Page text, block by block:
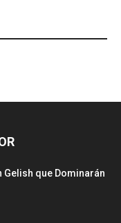
Gelish que Dominarán